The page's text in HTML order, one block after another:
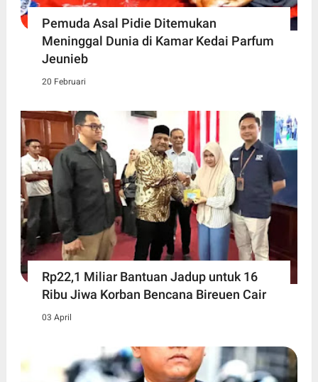
Pemuda Asal Pidie Ditemukan
Meninggal Dunia di Kamar Kedai Parfum
Jeunieb
20 Februari
Rp22,1 Miliar Bantuan Jadup untuk 16
Ribu Jiwa Korban Bencana Bireuen Cair
03 April